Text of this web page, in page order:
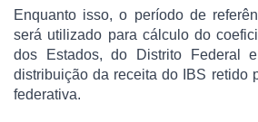
Enquanto isso, o período de
será utilizado para cálculo do
dos Estados, do Distrito Federal
distribuição da receita do IBS retido
federativa.